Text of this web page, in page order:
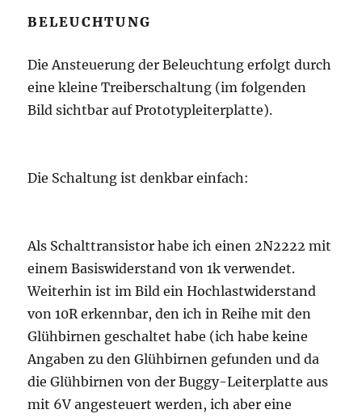
BELEUCHTUNG
Die Ansteuerung der Beleuchtung erfolgt durch
eine kleine Treiberschaltung (im folgenden
Bild sichtbar auf Prototypleiterplatte).
Die Schaltung ist denkbar einfach:
Als Schalttransistor habe ich einen 2N2222 mit
einem Basiswiderstand von 1k verwendet.
Weiterhin ist im Bild ein Hochlastwiderstand
von 10R erkennbar, den ich in Reihe mit den
Glühbirnen geschaltet habe (ich habe keine
Angaben zu den Glühbirnen gefunden und da
die Glühbirnen von der Buggy-Leiterplatte aus
mit 6V angesteuert werden, ich aber eine